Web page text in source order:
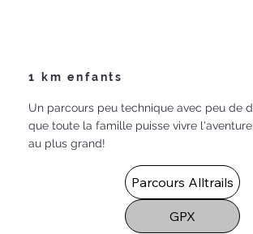
1 km enfants
Un parcours peu technique avec peu de
que toute la famille puisse vivre
au plus grand!
Parcours Alltrails
GPX